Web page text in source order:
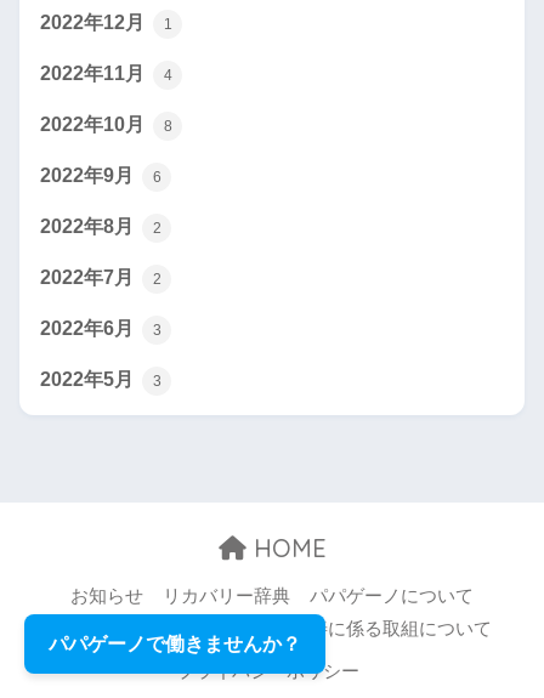
2022年12月 1
2022年11月 4
2022年10月 8
2022年9月 6
2022年8月 2
2022年7月 2
2022年6月 3
2022年5月 3
HOME
お知らせ リカバリー辞典
パパゲーノについて
職場環境等の改善に係る取組について
プライバシーポリシー
パパゲーノで働きませんか？